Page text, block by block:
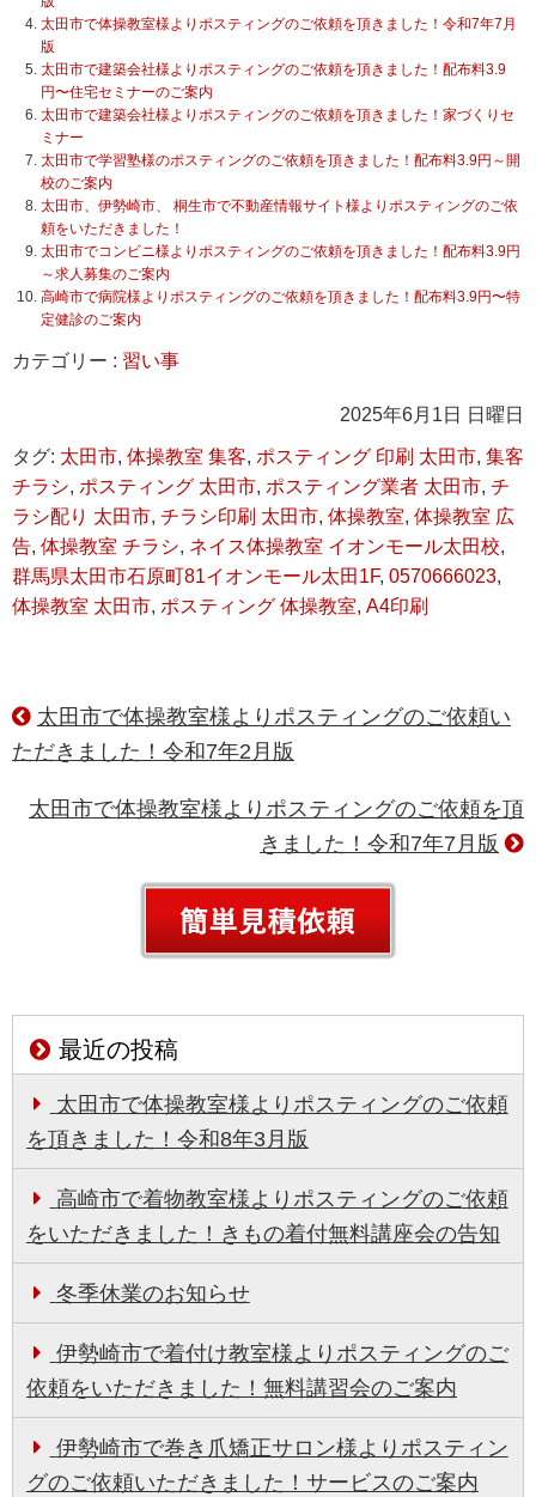
太田市で体操教室様よりポスティングのご依頼を頂きました！令和7年7月
版
太田市で建築会社様よりポスティングのご依頼を頂きました！配布料3.9
円〜住宅セミナーのご案内
太田市で建築会社様よりポスティングのご依頼を頂きました！家づくりセ
ミナー
太田市で学習塾様のポスティングのご依頼を頂きました！配布料3.9円～開
校のご案内
太田市、伊勢崎市、 桐生市で不動産情報サイト様よりポスティングのご依
頼をいただきました！
太田市でコンビニ様よりポスティングのご依頼を頂きました！配布料3.9円
～求人募集のご案内
高崎市で病院様よりポスティングのご依頼を頂きました！配布料3.9円〜特
定健診のご案内
カテゴリー : 習い事
2025年6月1日 日曜日
タグ: 太田市, 体操教室 集客, ポスティング 印刷 太田市, 集客
チラシ, ポスティング 太田市, ポスティング業者 太田市, チ
ラシ配り 太田市, チラシ印刷 太田市, 体操教室, 体操教室 広
告, 体操教室 チラシ, ネイス体操教室 イオンモール太田校,
群馬県太田市石原町81イオンモール太田1F, 0570666023,
体操教室 太田市, ポスティング 体操教室, A4印刷
太田市で体操教室様よりポスティングのご依頼い
ただきました！令和7年2月版
太田市で体操教室様よりポスティングのご依頼を頂
きました！令和7年7月版
最近の投稿
太田市で体操教室様よりポスティングのご依頼
を頂きました！令和8年3月版
高崎市で着物教室様よりポスティングのご依頼
をいただきました！きもの着付無料講座会の告知
冬季休業のお知らせ
伊勢崎市で着付け教室様よりポスティングのご
依頼をいただきました！無料講習会のご案内
伊勢崎市で巻き爪矯正サロン様よりポスティン
グのご依頼いただきました！サービスのご案内